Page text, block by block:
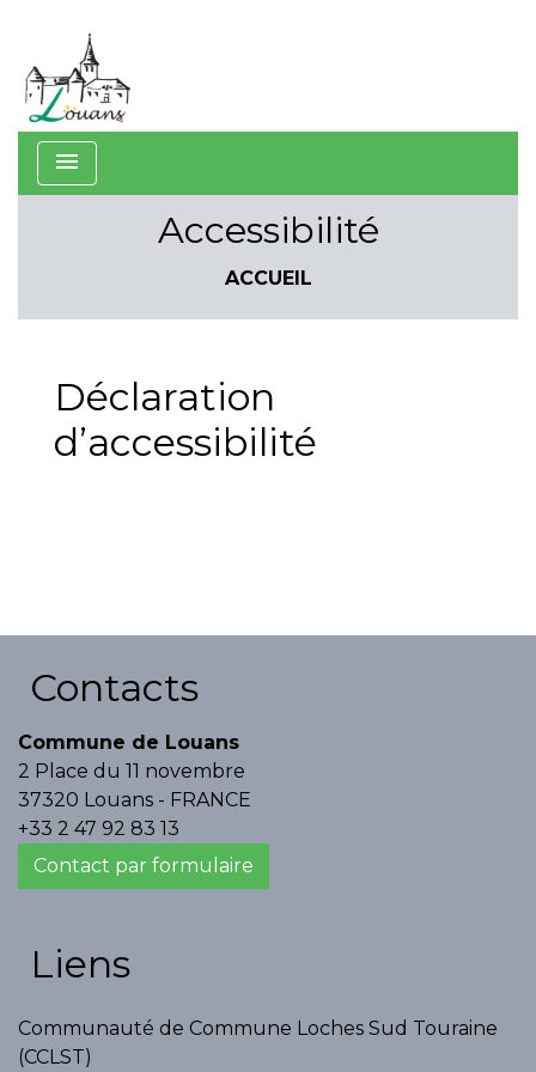
menu
Accessibilité
ACCUEIL
Déclaration
d’accessibilité
Contacts
Commune de Louans
2 Place du 11 novembre
37320 Louans - FRANCE
+33 2 47 92 83 13
Contact par formulaire
Liens
Communauté de Commune Loches Sud Touraine
(CCLST)